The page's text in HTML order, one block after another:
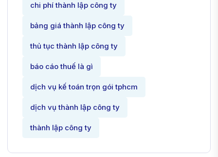
chi phí thành lập công ty
bảng giá thành lập công ty
thủ tục thành lập công ty
báo cáo thuế là gì
dịch vụ kế toán trọn gói tphcm
dịch vụ thành lập công ty
thành lập công ty